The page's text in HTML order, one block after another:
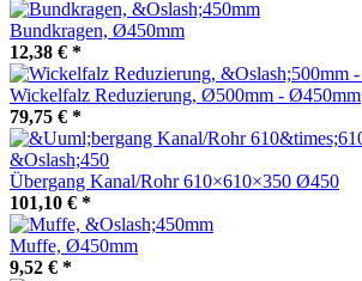
Bundkragen, Ø450mm
12,38 € *
Wickelfalz Reduzierung, Ø500mm - Ø450mm
79,75 € *
Übergang Kanal/Rohr 610×610×350 Ø450
101,10 € *
Muffe, Ø450mm
9,52 € *